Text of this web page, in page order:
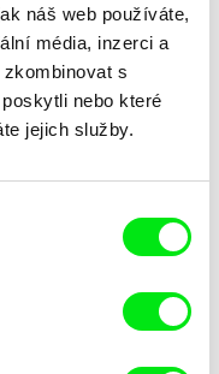
náš web používáte,
média, inzerci a
s
nebo které
jejich služby.